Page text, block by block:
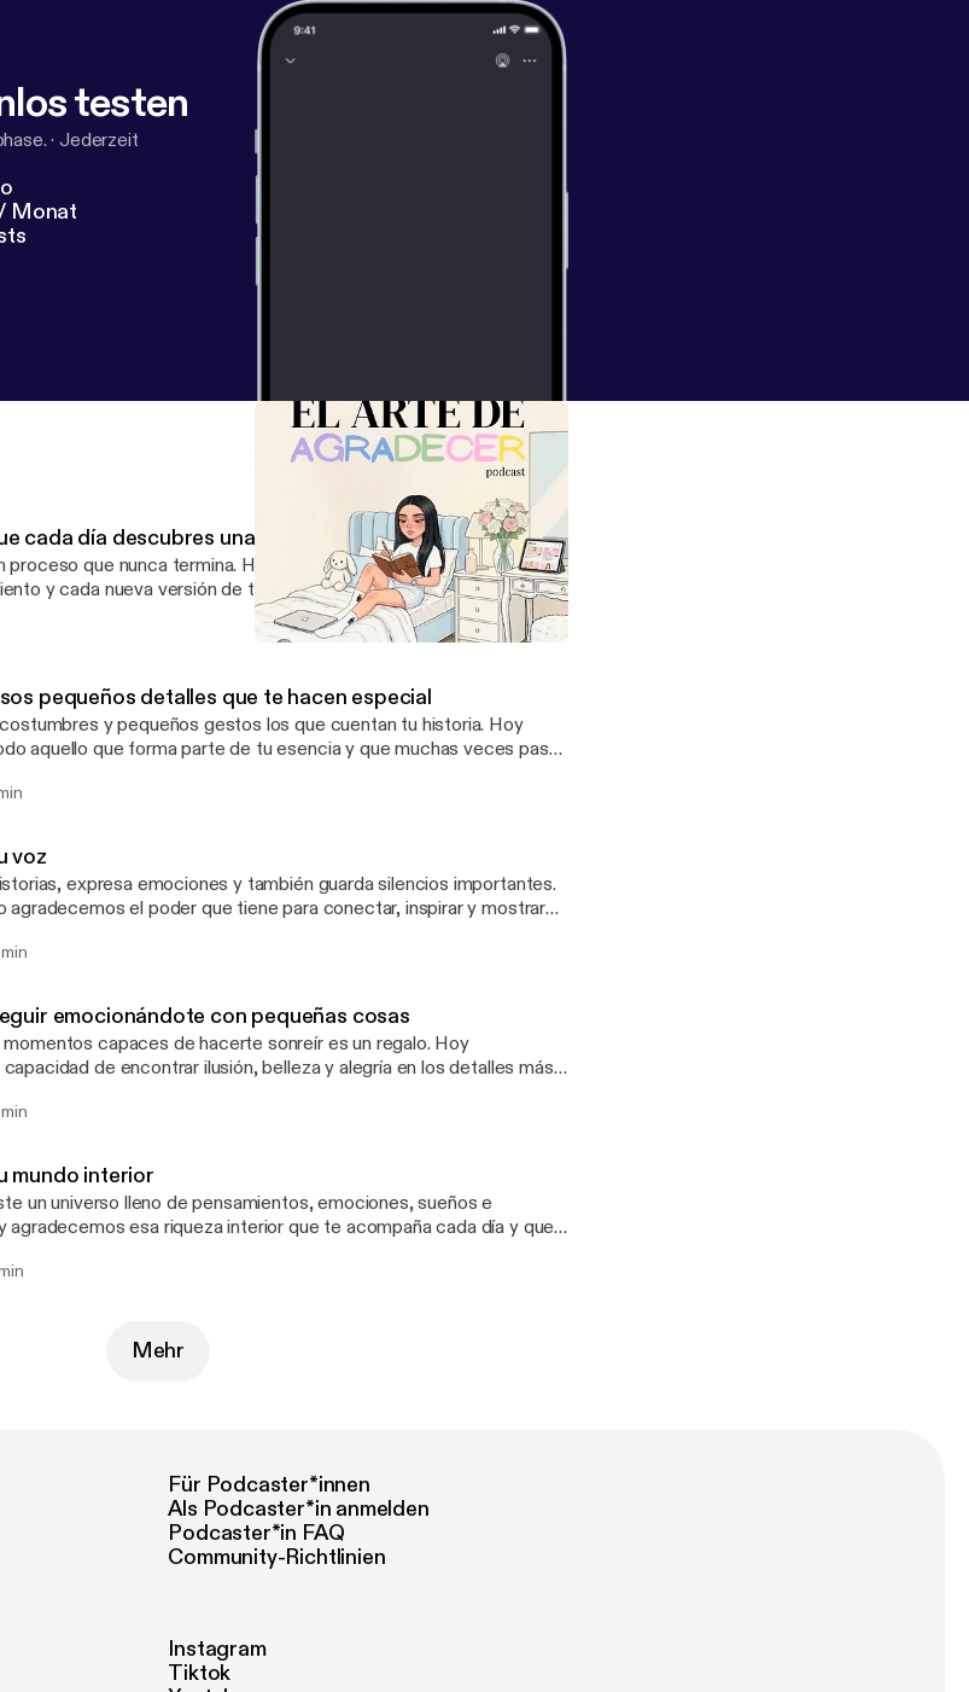
testen
· Jederzeit
Monat
cada día descubres una nueva parte de ti
termina. Hoy agradecemos cada aprendizaje,
y cada nueva versión de ti que aparece cuando decides mirarte
pequeños detalles que te hacen especial
y pequeños gestos los que cuentan tu historia. Hoy
aquello que forma parte de tu esencia y que muchas veces pasa
voz
expresa emociones y también guarda silencios importantes.
agradecemos el poder que tiene para conectar, inspirar y mostrar
emocionándote con pequeñas cosas
capaces de hacerte sonreír es un regalo. Hoy
de encontrar ilusión, belleza y alegría en los detalles más
mundo interior
un universo lleno de pensamientos, emociones, sueños e
Mehr
Für Podcaster*innen
Als Podcaster*in anmelden
Podcaster*in FAQ
Community-Richtlinien
Instagram
Tiktok